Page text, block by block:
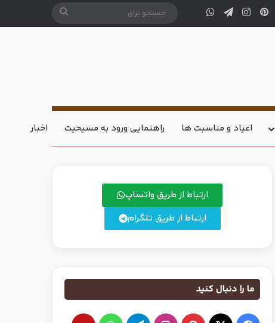
اعیاد و مناسبت ها راهنمایی ورود به مسیحیت اخبار
ارتباط از طریق واتساپ
ارتباط از طریق تلگرام
ما را دنبال کنید